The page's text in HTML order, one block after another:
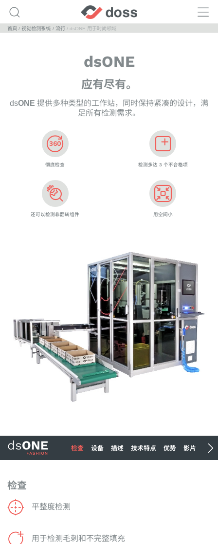
首頁 视觉检测系统 流行 dsONE 用于时尚领域
dsONE
应有尽有。
dsONE 提供多种类型的工作站，同时保持紧凑的设计，满
足所有检测需求。
彻底检查 检测多达 3 个不合格项
还可以检测非翻转组件 用空间小
检查 设备 描述 技术特点 优势 影片
检查
平整度检测
用于检测毛刺和不完整填充